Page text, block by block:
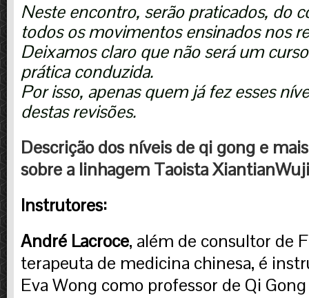
Neste encontro, serão praticados, do
todos os movimentos ensinados nos
Deixamos claro que não será um
prática conduzida.
Por isso, apenas quem já fez esses
destas revisões.
Descrição dos níveis de qi gong e
sobre a linhagem Taoista
Instrutores:
André Lacroce, além de consultor de
terapeuta de medicina chinesa, é
Eva Wong como professor de Qi